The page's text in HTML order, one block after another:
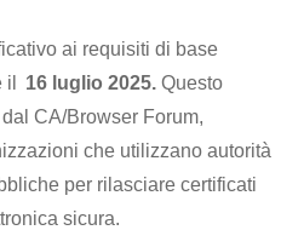
ai requisiti di base
il 16 luglio 2025. Questo
CA/Browser Forum,
che utilizzano autorità
per rilasciare certificati
sicura.